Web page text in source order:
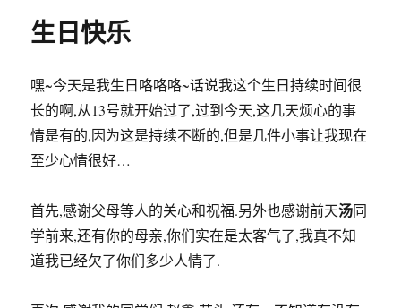
头
发
—
自
恋
生日快乐
嘿~今天是我生日咯咯咯~话说我这个生日持续时间很
长的啊,从13号就开始过了,过到今天,这几天烦心的事
情是有的,因为这是持续不断的,但是几件小事让我现在
至少心情很好…
首先,感谢父母等人的关心和祝福.另外也感谢前天汤同
学前来,还有你的母亲,你们实在是太客气了,我真不知
道我已经欠了你们多少人情了.